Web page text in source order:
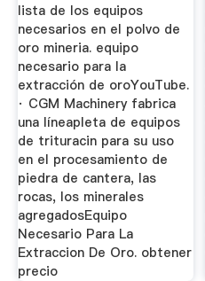
lista de los equipos
necesarios en el polvo de
oro mineria. equipo
necesario para la
extracción de oroYouTube.
· CGM Machinery fabrica
una líneapleta de equipos
de trituracin para su uso
en el procesamiento de
piedra de cantera, las
rocas, los minerales
agregadosEquipo
Necesario Para La
Extraccion De Oro. obtener
precio